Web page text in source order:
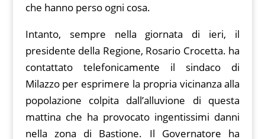
che hanno perso ogni cosa.
Intanto, sempre nella giornata di ieri, il
presidente della Regione, Rosario Crocetta. ha
contattato telefonicamente il sindaco di
Milazzo per esprimere la propria vicinanza alla
popolazione colpita dall’alluvione di questa
mattina che ha provocato ingentissimi danni
nella zona di Bastione. Il Governatore ha